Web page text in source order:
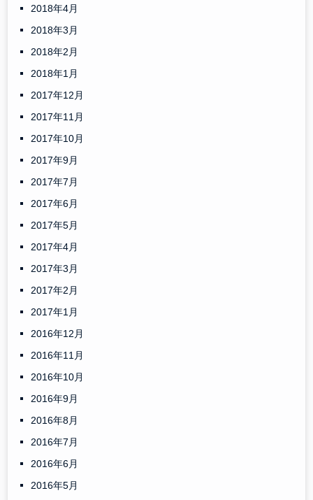
2018年4月
2018年3月
2018年2月
2018年1月
2017年12月
2017年11月
2017年10月
2017年9月
2017年7月
2017年6月
2017年5月
2017年4月
2017年3月
2017年2月
2017年1月
2016年12月
2016年11月
2016年10月
2016年9月
2016年8月
2016年7月
2016年6月
2016年5月